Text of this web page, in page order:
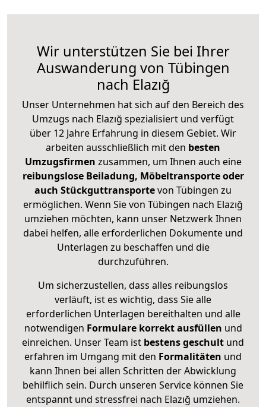
Wir unterstützen Sie bei Ihrer
Auswanderung von Tübingen
nach Elazığ
Unser Unternehmen hat sich auf den Bereich des
Umzugs nach Elazığ spezialisiert und verfügt
über 12 Jahre Erfahrung in diesem Gebiet. Wir
arbeiten ausschließlich mit den besten
Umzugsfirmen zusammen, um Ihnen auch eine
reibungslose Beiladung, Möbeltransporte oder
auch Stückguttransportevon Tübingen zu
ermöglichen. Wenn Sie von Tübingen nach Elazığ
umziehen möchten, kann unser Netzwerk Ihnen
dabei helfen, alle erforderlichen Dokumente und
Unterlagen zu beschaffen und die
durchzuführen.
Um sicherzustellen, dass alles reibungslos
verläuft, ist es wichtig, dass Sie alle
erforderlichen Unterlagen bereithalten und alle
notwendigen Formulare korrekt ausfüllen und
einreichen. Unser Team ist bestens geschult und
erfahren im Umgang mit den Formalitäten und
kann Ihnen bei allen Schritten der Abwicklung
behilflich sein. Durch unseren Service können Sie
entspannt und stressfrei nach Elazığ umziehen.